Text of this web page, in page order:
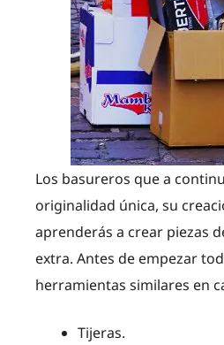
Los basureros que a
originalidad única, su
aprenderás a crear piezas
extra. Antes de empezar
herramientas similares en
Tijeras.